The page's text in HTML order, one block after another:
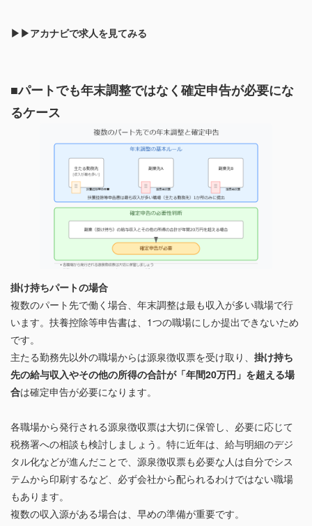
▶▶アカナビで求人を見てみる
■パートでも年末調整ではなく確定申告が必要にな
るケース
掛け持ちパートの場合
複数のパート先で働く場合、年末調整は最も収入が多い職場で行
います。扶養控除等申告書は、1つの職場にしか提出できないため
です。
主たる勤務先以外の職場からは源泉徴収票を受け取り、 掛け持ち
先の給与収入やその他の所得の合計が「年間20万円」を超える場
合は確定申告が必要になります。
各職場から発行される源泉徴収票は大切に保管し、必要に応じて
税務署への相談も検討しましょう。特に近年は、給与明細のデジ
タル化などが進んだことで、源泉徴収票も必要な人は自分でシス
テムから印刷するなど、必ず会社から配られるわけではない職場
もあります。
複数の収入源がある場合は、早めの準備が重要です。